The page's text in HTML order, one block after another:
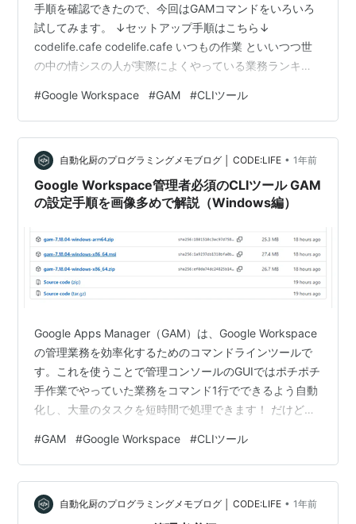
手順を確認できたので、今回はGAMコマンドをいろいろ
試してみます。 ↓セットアップ手順はこちら↓
codelife.cafe codelife.cafe いつもの作業 といいつつ世
の中の情シスの人が実際によくやっている業務ランキン
「よくある業務ランキングTOP10」でディープリサーチ
を依頼。 上位3種類の業務をGAMコマンドでやってみる
ことにします。（上位5種にしようと思ったけど予想して
たより検証大変で3にしましたm( )m） 🥇 第1位：ユーザ
ーアカウント管理 主な内容 作業手順例…
#Google Workspace #GAM #CLIツール
自動化厨のプログラミングメモブログ │ CODE:LIFE • 1年前
Google Workspace管理者必須のCLIツール GAM
の設定手順を画像多めで解説（Windows編）
Google Apps Manager（GAM）は、Google Workspace
の管理業務を効率化するためのコマンドラインツールで
す。これを使うことで管理コンソールのGUIではポチポチ
手作業でやっていた業務をコマンド1行でできるよう自動
化し、大量のタスクを短時間で処理できます！ だけど難
管理者権限を持たせるんですから簡単すぎても困るんで
すが、だからといって手作業は…。ということでこの記
事ではなるべく分かりやすくセットアップ手順を解説し
ていきます。 ↓macの方はこちら↓ codelife.cafe GAM
#GAM #Google Workspace #CLIツール
自動化厨のプログラミングメモブログ │ CODE:LIFE • 1年前